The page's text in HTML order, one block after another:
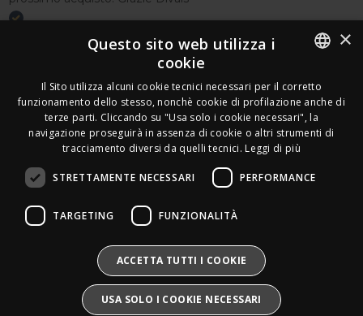
Seguici
Newsletter
Leds Electronics di Stabile Dario
Via Annamaria Ortese 33 - 80144 Napoli
Info@divais.it Telefono:08118098352
Pec:ledselectronics@pec.it
Produttore AEE:
IT25020000016865
ITALIAN
FRENCH
GERMAN
ENGLISH
×
Questo sito web utilizza i
cookie
Il Sito utilizza alcuni cookie tecnici necessari per il corretto
funzionamento dello stesso, nonchè cookie di profilazione anche di
terze parti. Cliccando su "Usa solo i cookie necessari", la
navigazione proseguirà in assenza di cookie o altri strumenti di
tracciamento diversi da quelli tecnici. Leggi di più
STRETTAMENTE NECESSARI PERFORMANCE
TARGETING FUNZIONALITÀ
ACCETTA TUTTI I COOKIE
USA SOLO I COOKIE NECESSARI